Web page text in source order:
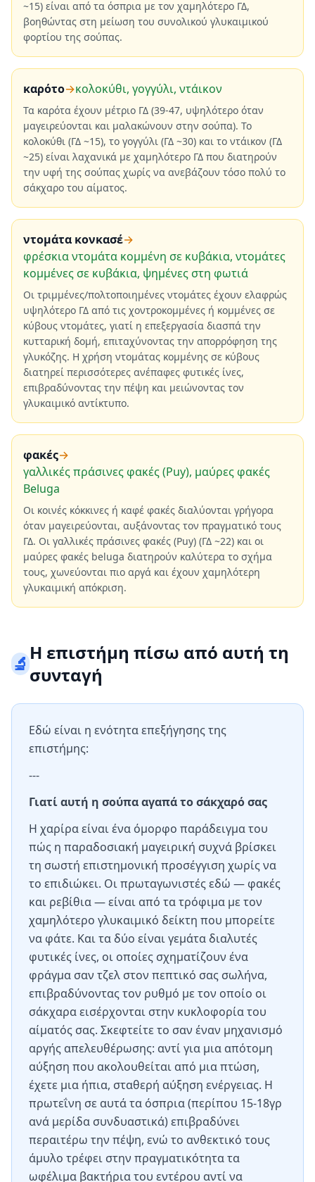
~15) είναι από τα όσπρια με τον χαμηλότερο ΓΔ,
βοηθώντας στη μείωση του συνολικού γλυκαιμικού
φορτίου της σούπας.
καρότο→κολοκύθι, γογγύλι, ντάικον
Τα καρότα έχουν μέτριο ΓΔ (39-47, υψηλότερο όταν
μαγειρεύονται και μαλακώνουν στην σούπα). Το
κολοκύθι (ΓΔ ~15), το γογγύλι (ΓΔ ~30) και το ντάικον (ΓΔ
~25) είναι λαχανικά με χαμηλότερο ΓΔ που διατηρούν
την υφή της σούπας χωρίς να ανεβάζουν τόσο πολύ το
σάκχαρο του αίματος.
ντομάτα κονκασέ→
φρέσκια ντομάτα κομμένη σε κυβάκια, ντομάτες
κομμένες σε κυβάκια, ψημένες στη φωτιά
Οι τριμμένες/πολτοποιημένες ντομάτες έχουν ελαφρώς
υψηλότερο ΓΔ από τις χοντροκομμένες ή κομμένες σε
κύβους ντομάτες, γιατί η επεξεργασία διασπά την
κυτταρική δομή, επιταχύνοντας την απορρόφηση της
γλυκόζης. Η χρήση ντομάτας κομμένης σε κύβους
διατηρεί περισσότερες ανέπαφες φυτικές ίνες,
επιβραδύνοντας την πέψη και μειώνοντας τον
γλυκαιμικό αντίκτυπο.
φακές→
γαλλικές πράσινες φακές (Puy), μαύρες φακές
Beluga
Οι κοινές κόκκινες ή καφέ φακές διαλύονται γρήγορα
όταν μαγειρεύονται, αυξάνοντας τον πραγματικό τους
ΓΔ. Οι γαλλικές πράσινες φακές (Puy) (ΓΔ ~22) και οι
μαύρες φακές beluga διατηρούν καλύτερα το σχήμα
τους, χωνεύονται πιο αργά και έχουν χαμηλότερη
γλυκαιμική απόκριση.
🔬Η επιστήμη πίσω από αυτή τη
συνταγή
Εδώ είναι η ενότητα επεξήγησης της
επιστήμης:
---
Γιατί αυτή η σούπα αγαπά το σάκχαρό σας
Η χαρίρα είναι ένα όμορφο παράδειγμα του
πώς η παραδοσιακή μαγειρική συχνά βρίσκει
τη σωστή επιστημονική προσέγγιση χωρίς να
το επιδιώκει. Οι πρωταγωνιστές εδώ — φακές
και ρεβίθια — είναι από τα τρόφιμα με τον
χαμηλότερο γλυκαιμικό δείκτη που μπορείτε
να φάτε. Και τα δύο είναι γεμάτα διαλυτές
φυτικές ίνες, οι οποίες σχηματίζουν ένα
φράγμα σαν τζελ στον πεπτικό σας σωλήνα,
επιβραδύνοντας τον ρυθμό με τον οποίο οι
σάκχαρα εισέρχονται στην κυκλοφορία του
αίματός σας. Σκεφτείτε το σαν έναν μηχανισμό
αργής απελευθέρωσης: αντί για μια απότομη
αύξηση που ακολουθείται από μια πτώση,
έχετε μια ήπια, σταθερή αύξηση ενέργειας. Η
πρωτεΐνη σε αυτά τα όσπρια (περίπου 15-18γρ
ανά μερίδα συνδυαστικά) επιβραδύνει
περαιτέρω την πέψη, ενώ το ανθεκτικό τους
άμυλο τρέφει στην πραγματικότητα τα
ωφέλιμα βακτήρια του εντέρου αντί να